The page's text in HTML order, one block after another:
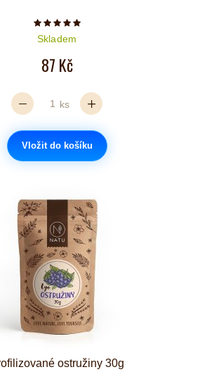
Počet hvězdiček je 5 z 5
Skladem
87 Kč
ks
Vložit do košíku
ostružiny 30g